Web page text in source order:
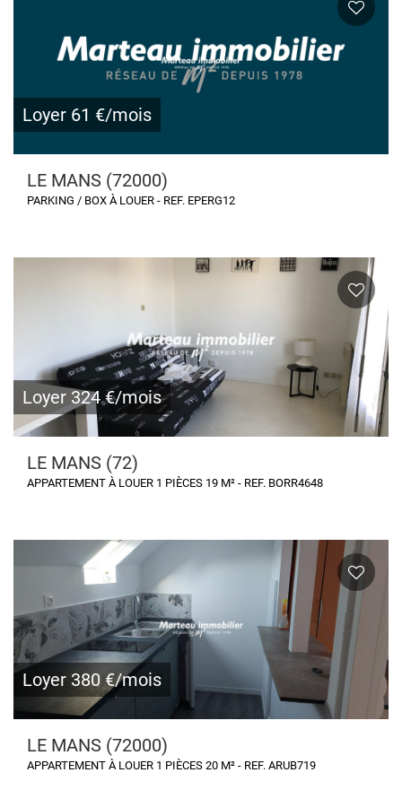
Loyer 61 €/mois
LE MANS (72000)
PARKING / BOX À LOUER - REF. EPERG12
Loyer 324 €/mois
LE MANS (72)
APPARTEMENT À LOUER 1 PIÈCES 19 M² - REF. BORR4648
Loyer 380 €/mois
LE MANS (72000)
APPARTEMENT À LOUER 1 PIÈCES 20 M² - REF. ARUB719